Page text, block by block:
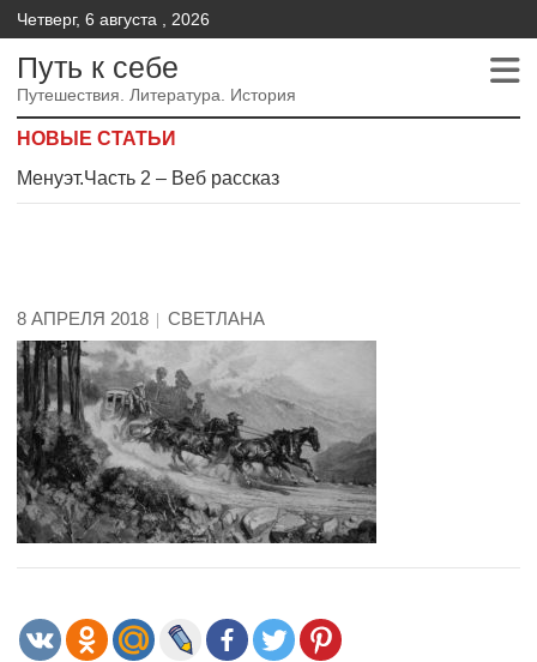
Четверг, 6 августа , 2026
Путь к себе
Путешествия. Литература. История
НОВЫЕ СТАТЬИ
Менуэт. Часть 4. – Веб рассказ
8 АПРЕЛЯ 2018 СВЕТЛАНА